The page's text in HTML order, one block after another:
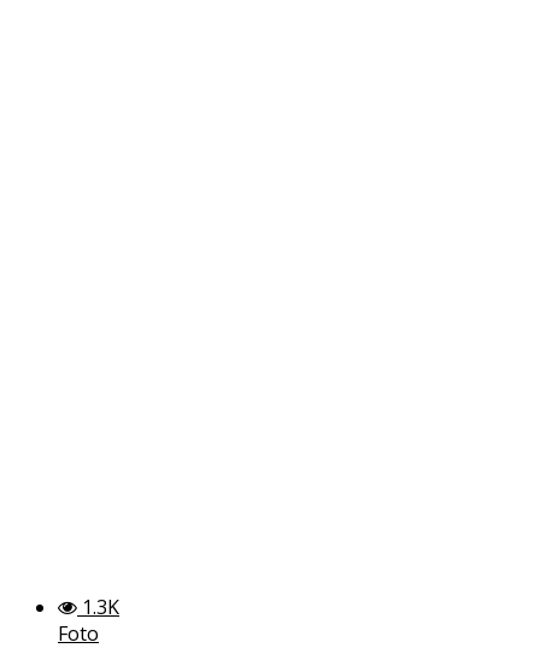
1.3K
Foto